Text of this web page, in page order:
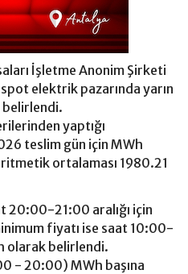
İşletme Anonim Şirketi
elektrik pazarında yarın
yaptığı
teslim gün için MWh
ortalaması 1980.21
20:00-21:00 aralığı için
fiyatı ise saat 10:00-
olarak belirlendi.
- 20:00) MWh başına